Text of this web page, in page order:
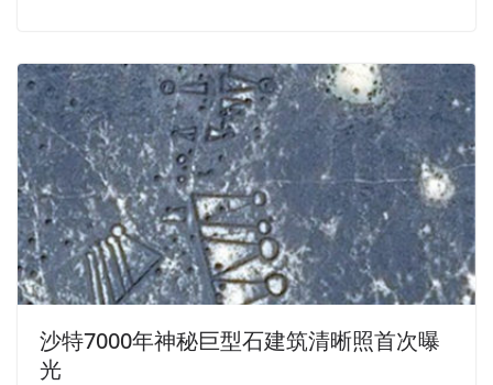
沙特7000年神秘巨型石建筑清晰照首次曝
光